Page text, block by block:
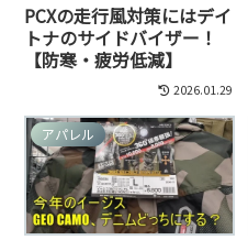
PCXの走行風対策にはデイ
トナのサイドバイザー！
【防寒・疲労低減】
2026.01.29
アパレル